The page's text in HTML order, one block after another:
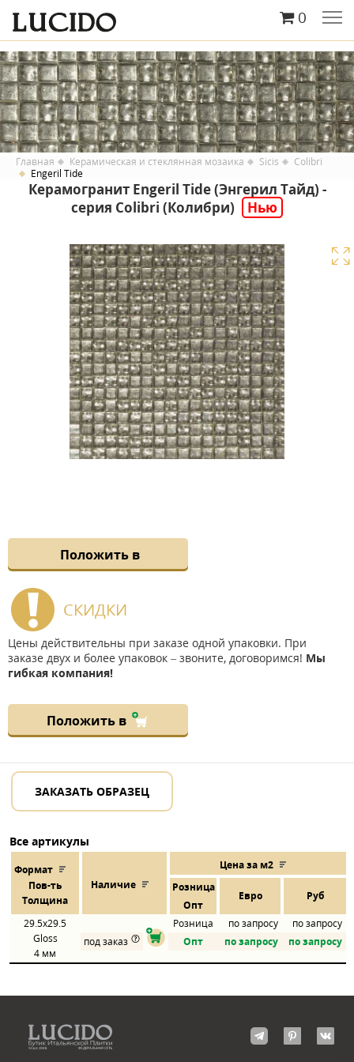
0
Главная Керамическая и стеклянная мозаика Sicis
Colibri
Engeril Tide
Керамогранит Engeril Tide (Энгерил Тайд) -
серия Colibri (Колибри)
Нью
Положить в
СКИДКИ
Цены действительны при заказе одной упаковки. При
заказе двух и более упаковок – звоните, договоримся! Мы
гибкая компания!
Положить в
ЗАКАЗАТЬ ОБРАЗЕЦ
Все артикулы
Формат
Пов-ть
Толщина
Наличие
Цена за м2
Розница
Евро Руб
Опт
29.5x29.5
Gloss
4 мм
Розница по запросу
по запросу
под заказ
Опт по запросу по запросу